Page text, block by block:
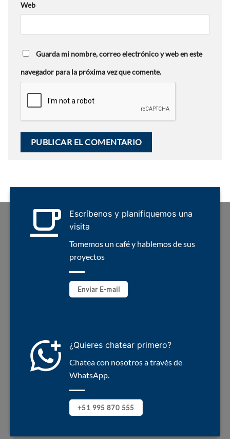
Web
Guarda mi nombre, correo electrónico y web en este
navegador para la próxima vez que comente.
Escríbenos y planifiquemos una
visita
Tomemos un café y hablemos de sus
proyectos
Enviar E-mail
¿Quieres chatear primero?
Chatea con nosotros a través de
WhatsApp.
+51 995 870 555